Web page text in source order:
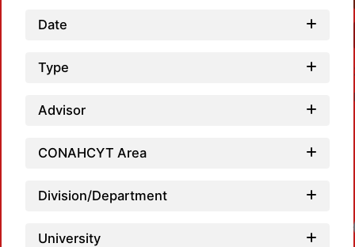
Date
Type
Advisor
CONAHCYT Area
Division/Department
University